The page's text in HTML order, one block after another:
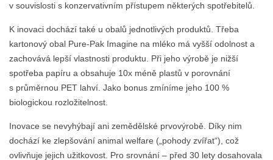
v souvislosti s konzervativním přístupem některých spotřebitelů.
K inovaci dochází také u obalů jednotlivých produktů. Třeba
kartonový obal Pure-Pak Imagine na mléko má vyšší odolnost a
zachovává lepší vlastnosti produktu. Při jeho výrobě je nižší
spotřeba papíru a obsahuje 10x méně plastů v porovnání
s průměrnou PET lahví. Jako bonus zmíníme jeho 100 %
biologickou rozložitelnost.
Inovace se nevyhýbají ani zemědělské prvovýrobě. Díky nim
dochází ke zlepšování animal welfare („pohody zvířat“), což
ovlivňuje jejich užitkovost. Pro srovnání – před 30 lety dosahovala